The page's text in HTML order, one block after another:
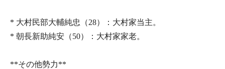
* 大村民部大輔純忠（28）：大村家当主。
* 朝長新助純安（50）：大村家家老。
**その他勢力**